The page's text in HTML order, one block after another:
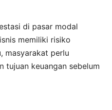
di pasar modal
memiliki risiko
masyarakat perlu
tujuan keuangan sebelum